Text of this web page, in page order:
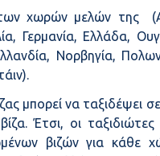
των χωρών μελών της
Γερμανία, Ελλάδα,
Νορβηγία,
μπορεί να ταξιδέψει
Έτσι, οι
βιζών για κάθε